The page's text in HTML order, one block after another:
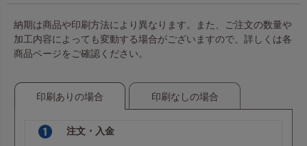
納期は商品や印刷方法により異なります。また、ご注文の数量や
加工内容によっても変動する場合がございますので、詳しくは各
商品ページをご確認ください。
印刷ありの場合 印刷なしの場合
注文・入金